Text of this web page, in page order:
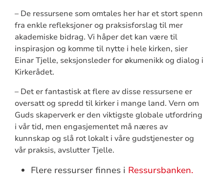
– De ressursene som omtales her har et stort spenn
fra enkle refleksjoner og praksisforslag til mer
akademiske bidrag. Vi håper det kan være til
inspirasjon og komme til nytte i hele kirken, sier
Einar Tjelle, seksjonsleder for økumenikk og dialog i
Kirkerådet.
– Det er fantastisk at flere av disse ressursene er
oversatt og spredd til kirker i mange land. Vern om
Guds skaperverk er den viktigste globale utfordring
i vår tid, men engasjementet må næres av
kunnskap og slå rot lokalt i våre gudstjenester og
vår praksis, avslutter Tjelle.
Flere ressurser finnes i Ressursbanken.